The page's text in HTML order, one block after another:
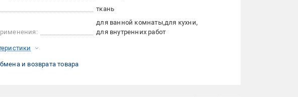
ткань
для ванной комнаты для кухни
для внутренних работ
и возврата товара